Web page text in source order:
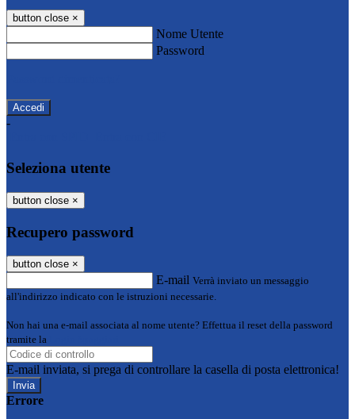
button close ×
Nome Utente
Password
-
Seleziona utente
button close ×
Recupero password
button close ×
E-mail Verrà inviato un messaggio
all'indirizzo indicato con le istruzioni necessarie.
Non hai una e-mail associata al nome utente? Effettua il reset della password
tramite la
E-mail inviata, si prega di controllare la casella di posta elettronica!
Errore